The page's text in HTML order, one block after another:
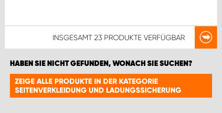
INSGESAMT 23 PRODUKTE VERFÜGBAR
HABEN SIE NICHT GEFUNDEN, WONACH SIE SUCHEN?
ZEIGE ALLE PRODUKTE IN DER KATEGORIE
SEITENVERKLEIDUNG UND LADUNGSSICHERUNG